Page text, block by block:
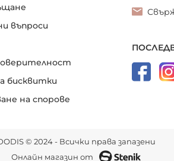
въпроси
бисквитки
на спорове
© 2024 - Всички права запазени
Онлайн магазин от